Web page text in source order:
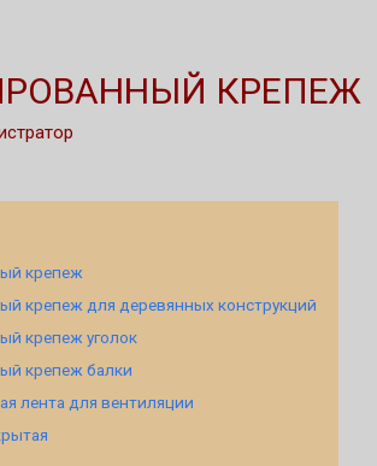
КРЕПЕЖ
крепеж
крепеж для деревянных конструкций
крепеж уголок
крепеж балки
лента для вентиляции